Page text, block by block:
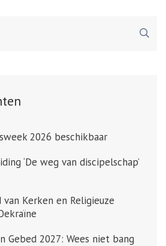
2026 beschikbaar
‘De weg van discipelschap’
van Kerken en Religieuze
Gebed 2027: Wees niet bang